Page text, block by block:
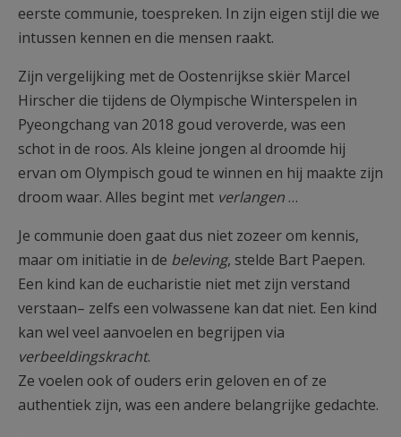
eerste communie, toespreken. In zijn eigen stijl die we
intussen kennen en die mensen raakt.
Zijn vergelijking met de Oostenrijkse skiër Marcel
Hirscher die tijdens de Olympische Winterspelen in
Pyeongchang van 2018 goud veroverde, was een
schot in de roos. Als kleine jongen al droomde hij
ervan om Olympisch goud te winnen en hij maakte zijn
droom waar. Alles begint met verlangen …
Je communie doen gaat dus niet zozeer om kennis,
maar om initiatie in de beleving, stelde Bart Paepen.
Een kind kan de eucharistie niet met zijn verstand
verstaan– zelfs een volwassene kan dat niet. Een kind
kan wel veel aanvoelen en begrijpen via
verbeeldingskracht.
Ze voelen ook of ouders erin geloven en of ze
authentiek zijn, was een andere belangrijke gedachte.